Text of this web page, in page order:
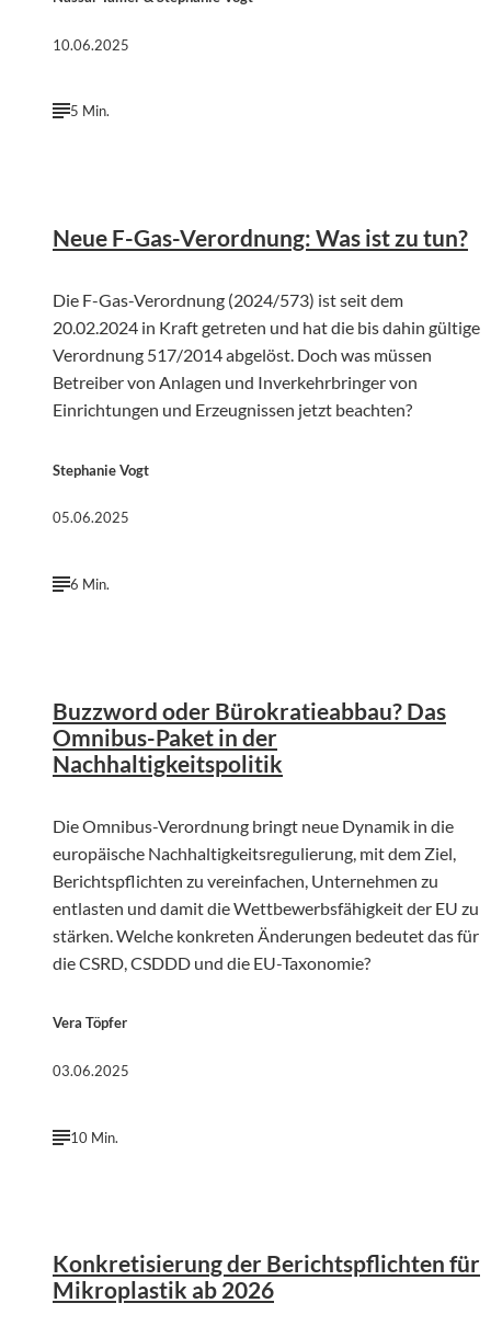
10.06.2025
5 Min.
Neue F-Gas-Verordnung: Was ist zu tun?
Die F-Gas-Verordnung (2024/573) ist seit dem
20.02.2024 in Kraft getreten und hat die bis dahin gültige
Verordnung 517/2014 abgelöst. Doch was müssen
Betreiber von Anlagen und Inverkehrbringer von
Einrichtungen und Erzeugnissen jetzt beachten?
Stephanie Vogt
05.06.2025
6 Min.
Buzzword oder Bürokratieabbau? Das
Omnibus-Paket in der
Nachhaltigkeitspolitik
Die Omnibus-Verordnung bringt neue Dynamik in die
europäische Nachhaltigkeitsregulierung, mit dem Ziel,
Berichtspflichten zu vereinfachen, Unternehmen zu
entlasten und damit die Wettbewerbsfähigkeit der EU zu
stärken. Welche konkreten Änderungen bedeutet das für
die CSRD, CSDDD und die EU-Taxonomie?
Vera Töpfer
03.06.2025
10 Min.
Konkretisierung der Berichtspflichten für
Mikroplastik ab 2026